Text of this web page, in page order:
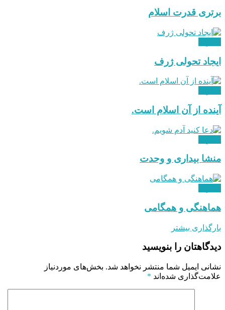
برتری قدرت اسلام
ایجاد تحولی ژرف
آینده از آن اسلام است.
منشا بیداری و وحدت
هماهنگی و همگامی
بارگذاری بیشتر
دیدگاهتان را بنویسید
نشانی ایمیل شما منتشر نخواهد شد. بخش‌های موردنیاز
علامت‌گذاری شده‌اند *